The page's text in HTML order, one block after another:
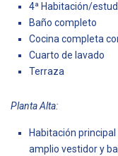
4ª Habitación/
Baño completo
Cocina completa
Cuarto de lavado
Terraza
Planta Alta:
Habitación
amplio vestidor y